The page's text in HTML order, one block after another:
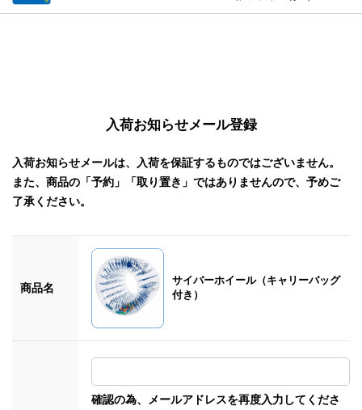
入荷お知らせメール登録
入荷お知らせメールは、入荷を保証するものではございません。
また、商品の「予約」「取り置き」ではありませんので、予めご
了承ください。
商品名
サイバーホイール（キャリーバッグ
付き）
確認の為、メールアドレスを再度入力してくださ